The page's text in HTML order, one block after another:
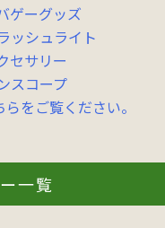
ゲーグッズ
ッシュライト
セサリー
スコープ
をご覧ください。
一覧